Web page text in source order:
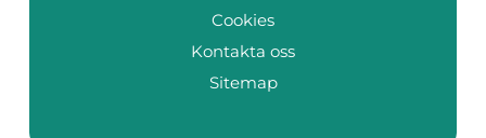
Cookies
Kontakta oss
Sitemap